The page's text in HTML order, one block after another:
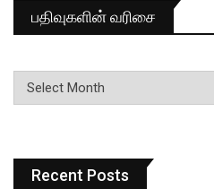
பதிவுகளின் வரிசை
பதிவுகளின்
வரிசை
Recent Posts